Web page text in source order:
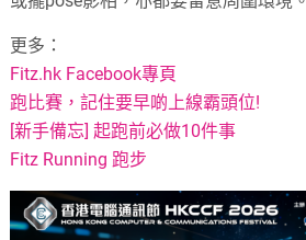
更多：
Fitz.hk Facebook專頁
跑比賽，記住要早啲上線霸頭位!
[新手備忘] 起跑前必做10件事
Fitz Running 跑步